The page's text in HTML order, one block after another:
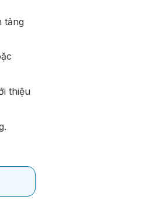
tảng
thiệu